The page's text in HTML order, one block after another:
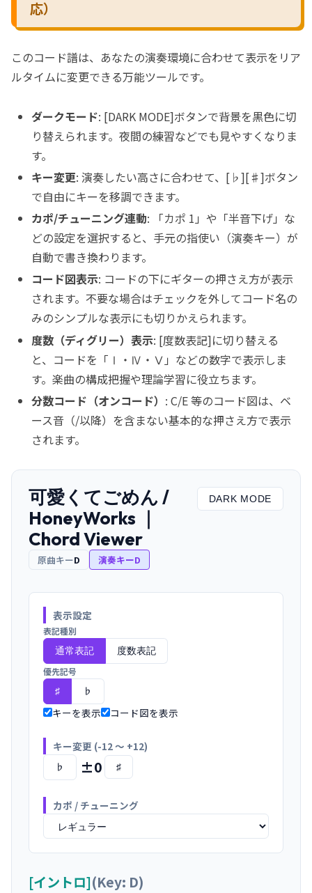
応）
このコード譜は、あなたの演奏環境に合わせて表示をリア
ルタイムに変更できる万能ツールです。
ダークモード: [DARK MODE]ボタンで背景を黒色に切
り替えられます。夜間の練習などでも見やすくなりま
す。
キー変更: 演奏したい高さに合わせて、[♭][♯]ボタン
で自由にキーを移調できます。
カポ/チューニング連動: 「カポ 1」や「半音下げ」な
どの設定を選択すると、手元の指使い（演奏キー）が
自動で書き換わります。
コード図表示: コードの下にギターの押さえ方が表示
されます。不要な場合はチェックを外してコード名の
みのシンプルな表示にも切りかえられます。
度数（ディグリー）表示: [度数表記]に切り替える
と、コードを「Ⅰ・Ⅳ・Ⅴ」などの数字で表示しま
す。楽曲の構成把握や理論学習に役立ちます。
分数コード（オンコード） : C/E 等のコード図は、ベ
ース音（/以降）を含まない基本的な押さえ方で表示
されます。
可愛くてごめん /
HoneyWorks ｜
Chord Viewer
原曲キーD 演奏キーD
DARK MODE
表示設定
表記種別
通常表記 度数表記
優先記号
♯ ♭
キーを表示 コード図を表示
キー変更 (-12 〜 +12)
♭ ±0 ♯
カポ / チューニング
[イントロ](Key: D)